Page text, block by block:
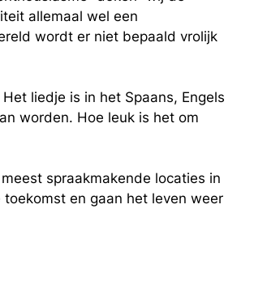
allemaal wel een
wordt er niet bepaald vrolijk
liedje is in het Spaans, Engels
worden. Hoe leuk is het om
spraakmakende locaties in
en gaan het leven weer